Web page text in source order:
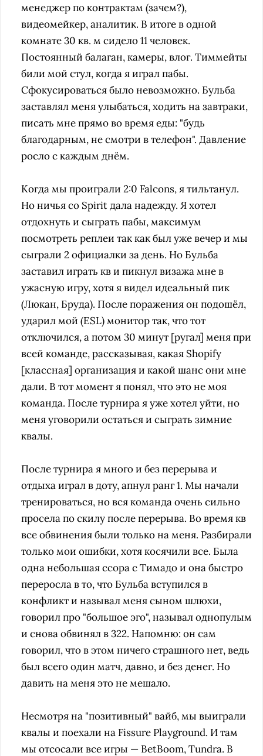
менеджер по контрактам (зачем?),
видеомейкер, аналитик. В итоге в одной
комнате 30 кв. м сидело 11 человек.
Постоянный балаган, камеры, влог. Тиммейты
били мой стул, когда я играл пабы.
Сфокусироваться было невозможно. Бульба
заставлял меня улыбаться, ходить на завтраки,
писать мне прямо во время еды: "будь
благодарным, не смотри в телефон". Давление
росло с каждым днём.
Когда мы проиграли 2:0 Falcons, я тильтанул.
Но ничья со Spirit дала надежду. Я хотел
отдохнуть и сыграть пабы, максимум
посмотреть реплеи так как был уже вечер и мы
сыграли 2 официалки за день. Но Бульба
заставил играть кв и пикнул визажа мне в
ужасную игру, хотя я видел идеальный пик
(Люкан, Бруда). После поражения он подошёл,
ударил мой (ESL) монитор так, что тот
отключился, а потом 30 минут [ругал] меня при
всей команде, рассказывая, какая Shopify
[классная] организация и какой шанс они мне
дали. В тот момент я понял, что это не моя
команда. После турнира я уже хотел уйти, но
меня уговорили остаться и сыграть зимние
квалы.
После турнира я много и без перерыва и
отдыха играл в доту, апнул ранг 1. Мы начали
тренироваться, но вся команда очень сильно
просела по скилу после перерыва. Во время кв
все обвинения были только на меня. Разбирали
только мои ошибки, хотя косячили все. Была
одна небольшая ссора с Тимадо и она быстро
переросла в то, что Бульба вступился в
конфликт и называл меня сыном шлюхи,
говорил про "большое эго", называл однопулым
и снова обвинял в 322. Напомню: он сам
говорил, что в этом ничего страшного нет, ведь
был всего один матч, давно, и без денег. Но
давить на меня это не мешало.
Несмотря на "позитивный" вайб, мы выиграли
квалы и поехали на Fissure Playground. И там
мы отсосали все игры — BetBoom, Tundra. В